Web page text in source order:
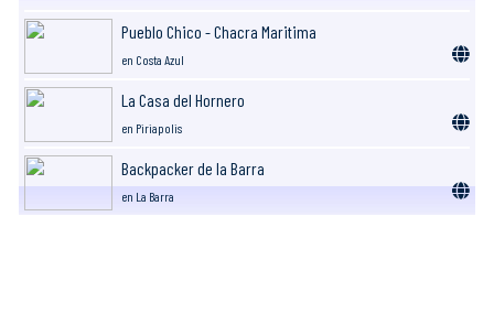
Pueblo Chico - Chacra Maritima
en Costa Azul
La Casa del Hornero
en Piriapolis
Backpacker de la Barra
en La Barra